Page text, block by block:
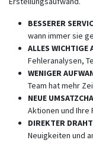
BESSERER
wann immer sie
ALLES WICHTIGE
Fehleranalysen,
WENIGER
Team hat mehr
NEUE
Aktionen und Ihre
DIREKTER
Neuigkeiten und